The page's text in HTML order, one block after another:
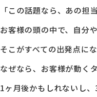
「この話題なら、あの担当
お客様の頭の中で、自分
そこがすべての出発点にな
なぜなら、お客様が動く
1ヶ月後かもしれないし、